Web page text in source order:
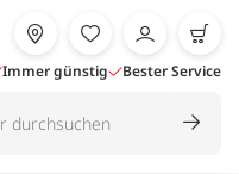
Immer günstig Bester Service